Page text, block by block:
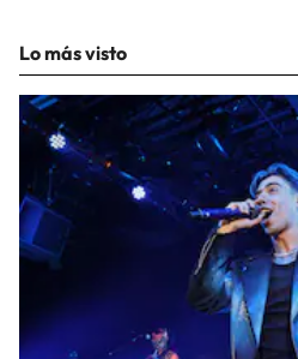
Lo más visto